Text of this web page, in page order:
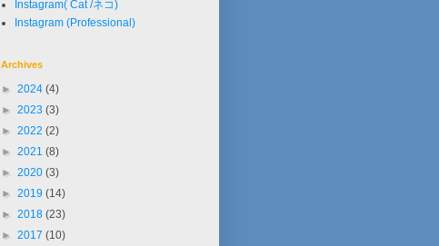
Instagram( Cat /ネコ)
Instagram (Professional)
Archives
► 2024 (4)
► 2023 (3)
► 2022 (2)
► 2021 (8)
► 2020 (3)
► 2019 (14)
► 2018 (23)
► 2017 (10)